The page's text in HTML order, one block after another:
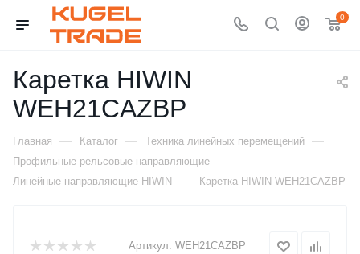
0
Каретка HIWIN
WEH21CAZBP
Главная — Каталог — Техника линейных перемещений —
Профильные рельсовые направляющие —
Линейные направляющие HIWIN — Каретка HIWIN WEH21CAZBP
Артикул: WEH21CAZBP